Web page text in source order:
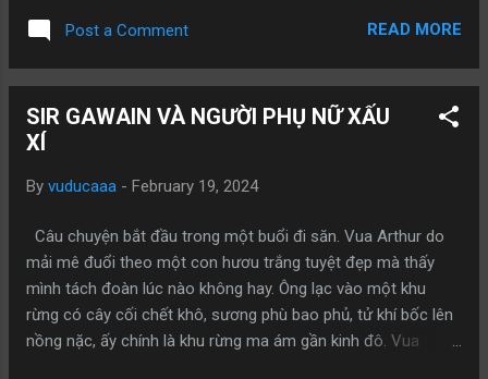
bản năng ngàn đời. Một đạo lý trên đời này,
con người chỉ nên sống hết mình vì 2 người: -
RA Trên đời này ai cũng sẽ phải chết đi, cha
tính mạng con mình. Vậy là sai hay đúng?
Còn người phụ nữ thà hi sinh bản thân để
cứu lấy con mình. Đó là sự cao cả, là tình yêu
của người mẹ. Dù trong tình huống giữa mẹ
và con thì chắc chắn người phụ nữ vẫn cứu
con mình, không phải họ không yêu cha mẹ
mình mà họ biết con họ cần họ hơn. Còn
Post a Comment READ MORE
SIR GAWAIN VÀ NGƯỜI PHỤ NỮ XẤU
XÍ
By vuducaaa - February 19, 2024
Câu chuyện bắt đầu trong một buổi đi săn. Vua Arthur do
mải mê đuổi theo một con hươu trắng tuyệt đẹp mà thấy
mình tách đoàn lúc nào không hay. Ông lạc vào một khu
rừng có cây cối chết khô, sương phù bao phủ, tử khí bốc lên
nồng nặc, ấy chính là khu rừng ma ám gần kinh đô. Vua